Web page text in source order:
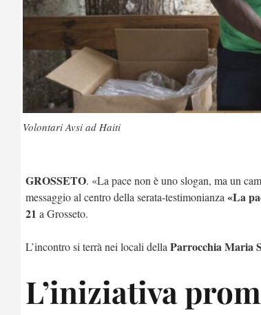
Volontari Avsi ad Haiti
GROSSETO. «La pace non è uno slogan, ma un
messaggio al centro della serata-testimonianza «La
21 a Grosseto.
L’incontro si terrà nei locali della Parrocchia Maria
L’iniziativa